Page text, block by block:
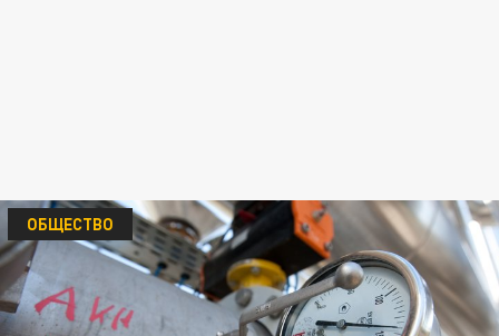
ОБЩЕСТВО